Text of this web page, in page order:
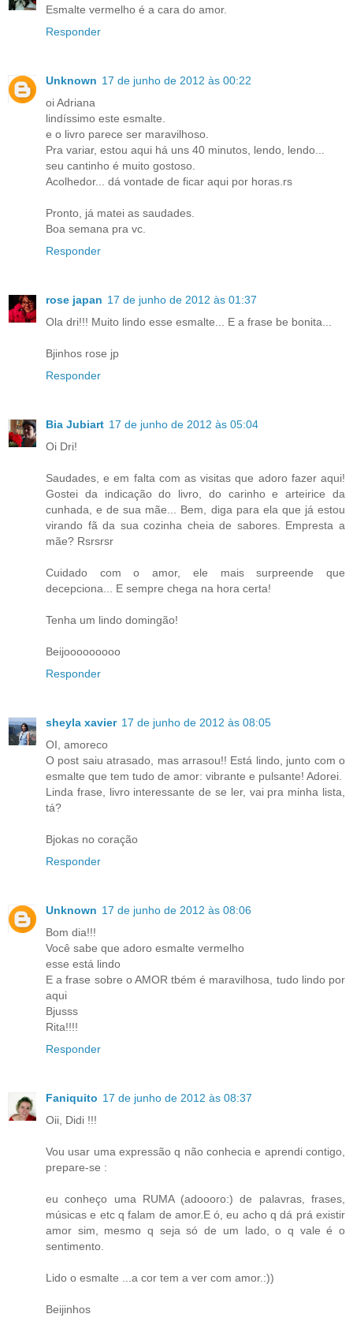
Esmalte vermelho é a cara do amor.
Responder
Unknown 17 de junho de 2012 às 00:22
oi Adriana
lindíssimo este esmalte.
e o livro parece ser maravilhoso.
Pra variar, estou aqui há uns 40 minutos, lendo, lendo...
seu cantinho é muito gostoso.
Acolhedor... dá vontade de ficar aqui por horas.rs
Pronto, já matei as saudades.
Boa semana pra vc.
Responder
rose japan 17 de junho de 2012 às 01:37
Ola dri!!! Muito lindo esse esmalte... E a frase be bonita...
Bjinhos rose jp
Responder
Bia Jubiart 17 de junho de 2012 às 05:04
Oi Dri!
Saudades, e em falta com as visitas que adoro fazer aqui!
Gostei da indicação do livro, do carinho e arteirice da
cunhada, e de sua mãe... Bem, diga para ela que já estou
virando fã da sua cozinha cheia de sabores. Empresta a
mãe? Rsrsrsr
Cuidado com o amor, ele mais surpreende que
decepciona... E sempre chega na hora certa!
Tenha um lindo domingão!
Beijooooooooo
Responder
sheyla xavier 17 de junho de 2012 às 08:05
OI, amoreco
O post saiu atrasado, mas arrasou!! Está lindo, junto com o
esmalte que tem tudo de amor: vibrante e pulsante! Adorei.
Linda frase, livro interessante de se ler, vai pra minha lista,
tá?
Bjokas no coração
Responder
Unknown 17 de junho de 2012 às 08:06
Bom dia!!!
Você sabe que adoro esmalte vermelho
esse está lindo
E a frase sobre o AMOR tbém é maravilhosa, tudo lindo por
aqui
Bjusss
Rita!!!!
Responder
Faniquito 17 de junho de 2012 às 08:37
Oii, Didi !!!
Vou usar uma expressão q não conhecia e aprendi contigo,
prepare-se :
eu conheço uma RUMA (adoooro:) de palavras, frases,
músicas e etc q falam de amor.E ó, eu acho q dá prá existir
amor sim, mesmo q seja só de um lado, o q vale é o
sentimento.
Lido o esmalte ...a cor tem a ver com amor.:))
Beijinhos